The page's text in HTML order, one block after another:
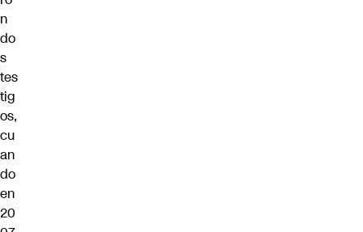
n
do
s
tes
tig
os,
cu
an
do
en
20